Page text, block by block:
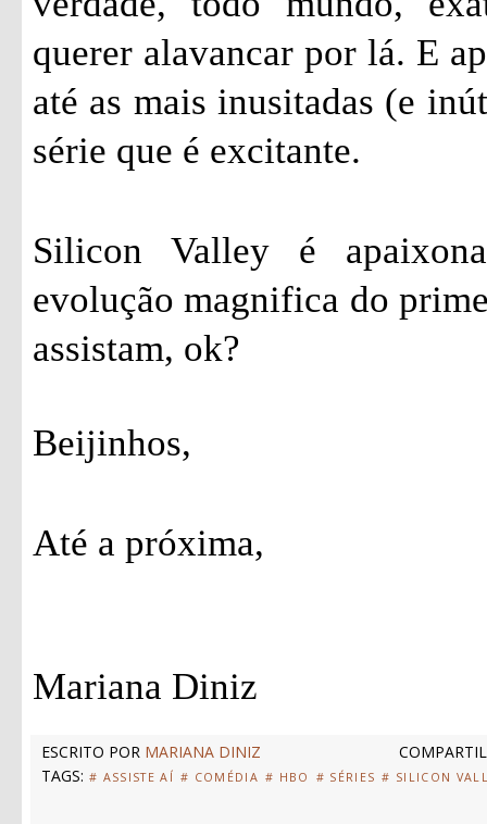
querer alavancar por lá. E
até as mais inusitadas (e
série que é excitante.
Silicon Valley é
evolução magnifica do
assistam, ok?
Beijinhos,
Até a próxima,
Mariana Diniz
ESCRITO POR MARIANA DINIZ
TAGS: # ASSISTE AÍ # COMÉDIA # HBO # SÉRIES # SILICON